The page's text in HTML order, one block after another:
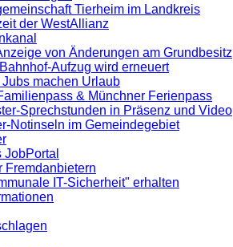
Tierheim im Landkreis
der WestAllianz
von Änderungen am Grundbesitz
Aufzug wird erneuert
machen Urlaub
& Münchner Ferienpass
Sprechstunden in Präsenz und Video
Notinseln im Gemeindegebiet
Fremdanbietern
IT-Sicherheit" erhalten